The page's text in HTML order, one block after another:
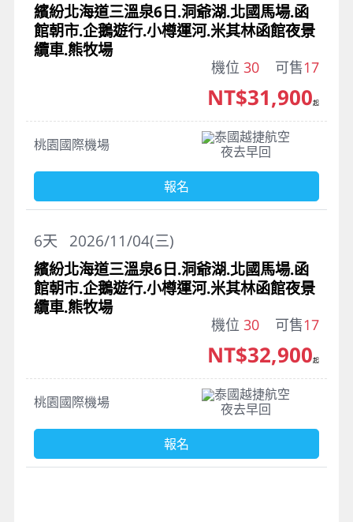
繽紛北海道三溫泉6日.洞爺湖.北國馬場.函
館朝市.企鵝遊行.小樽運河.米其林函館夜景
纜車.熊牧場
機位 30 可售17
桃園國際機場
泰國越捷航空
夜去早回
NT$31,900起
報名
2026/11/04(三)
6天
繽紛北海道三溫泉6日.洞爺湖.北國馬場.函
館朝市.企鵝遊行.小樽運河.米其林函館夜景
纜車.熊牧場
機位 30 可售17
桃園國際機場
泰國越捷航空
夜去早回
NT$32,900起
報名